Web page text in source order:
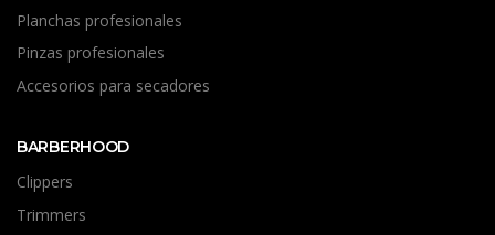
Planchas profesionales
Pinzas profesionales
Accesorios para secadores
BARBERHOOD
Clippers
Trimmers